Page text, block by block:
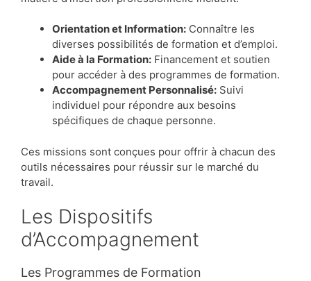
Orientation et Information: Connaître les
diverses possibilités de formation et d’emploi.
Aide à la Formation: Financement et soutien
pour accéder à des programmes de formation.
Accompagnement Personnalisé: Suivi
individuel pour répondre aux besoins
spécifiques de chaque personne.
Ces missions sont conçues pour offrir à chacun des
outils nécessaires pour réussir sur le marché du
travail.
Les Dispositifs
d’Accompagnement
Les Programmes de Formation